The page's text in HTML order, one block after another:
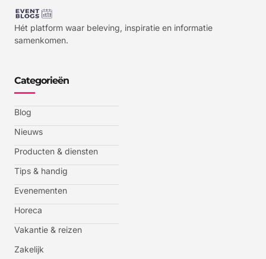
Hét platform waar beleving, inspiratie en informatie
samenkomen.
Categorieën
Blog
Nieuws
Producten & diensten
Tips & handig
Evenementen
Horeca
Vakantie & reizen
Zakelijk